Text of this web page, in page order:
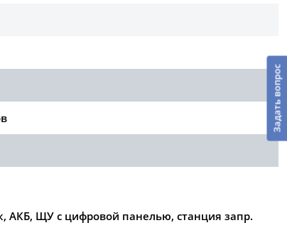
АКБ, ЩУ с цифровой панелью, станция запр.
Задать вопрос